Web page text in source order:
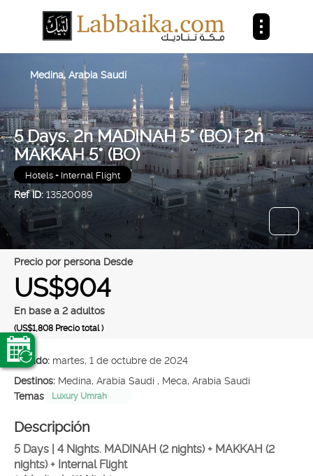
5 Days. 2n MADINAH 5* (BO) | 2n
MAKKAH 5* (BO)
Hotels + Internal Flight
Ref ID: 13520089
Medina, Arabia Saudí
precio por persona Desde
US$904
En base a 2 adultos
(US$1,808 Precio total)
Creado: martes, 1 de octubre de 2024
Destinos: Medina, Arabia Saudí , Meca, Arabia Saudí
Temas
Luxury Umrah
Descripción
5 Days | 4 Nights. MADINAH (2 nights) + MAKKAH (2
nights) + Internal Flight